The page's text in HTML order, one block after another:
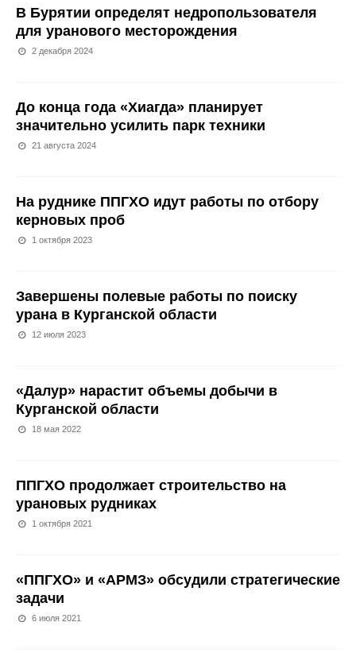
В Бурятии определят недропользователя
для уранового месторождения
2 декабря 2024
До конца года «Хиагда» планирует
значительно усилить парк техники
21 августа 2024
На руднике ППГХО идут работы по отбору
керновых проб
1 октября 2023
Завершены полевые работы по поиску
урана в Курганской области
12 июля 2023
«Далур» нарастит объемы добычи в
Курганской области
18 мая 2022
ППГХО продолжает строительство на
урановых рудниках
1 октября 2021
«ППГХО» и «АРМЗ» обсудили стратегические
задачи
6 июля 2021